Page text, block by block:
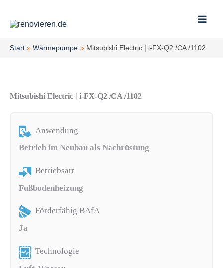
springen
Start Wärmepumpe Mitsubishi Electric | i-FX-Q2 /CA /1102
Mitsubishi Electric | i-FX-Q2 /CA /1102
Anwendung
Betrieb im Neubau als Nachrüstung
Betriebsart
Fußbodenheizung
Förderfähig BAfA
Ja
Technologie